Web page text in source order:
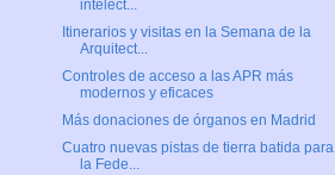
intelect...
Itinerarios y visitas en la Semana de la
Arquitect...
Controles de acceso a las APR más
modernos y eficaces
Más donaciones de órganos en Madrid
Cuatro nuevas pistas de tierra batida para
la Fede...